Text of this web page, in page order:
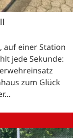
auf einer Station
jede Sekunde:
zum Glück